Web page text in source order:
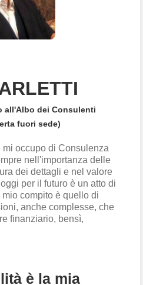
all'Albo dei Consulenti
fuori sede)
occupo di Consulenza
nell'importanza delle
dei dettagli e nel valore
per il futuro è un atto di
compito è quello di
anche complesse, che
finanziario, bensì,
è la mia